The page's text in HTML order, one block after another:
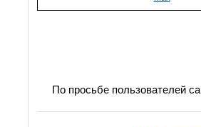
По просьбе пользователей